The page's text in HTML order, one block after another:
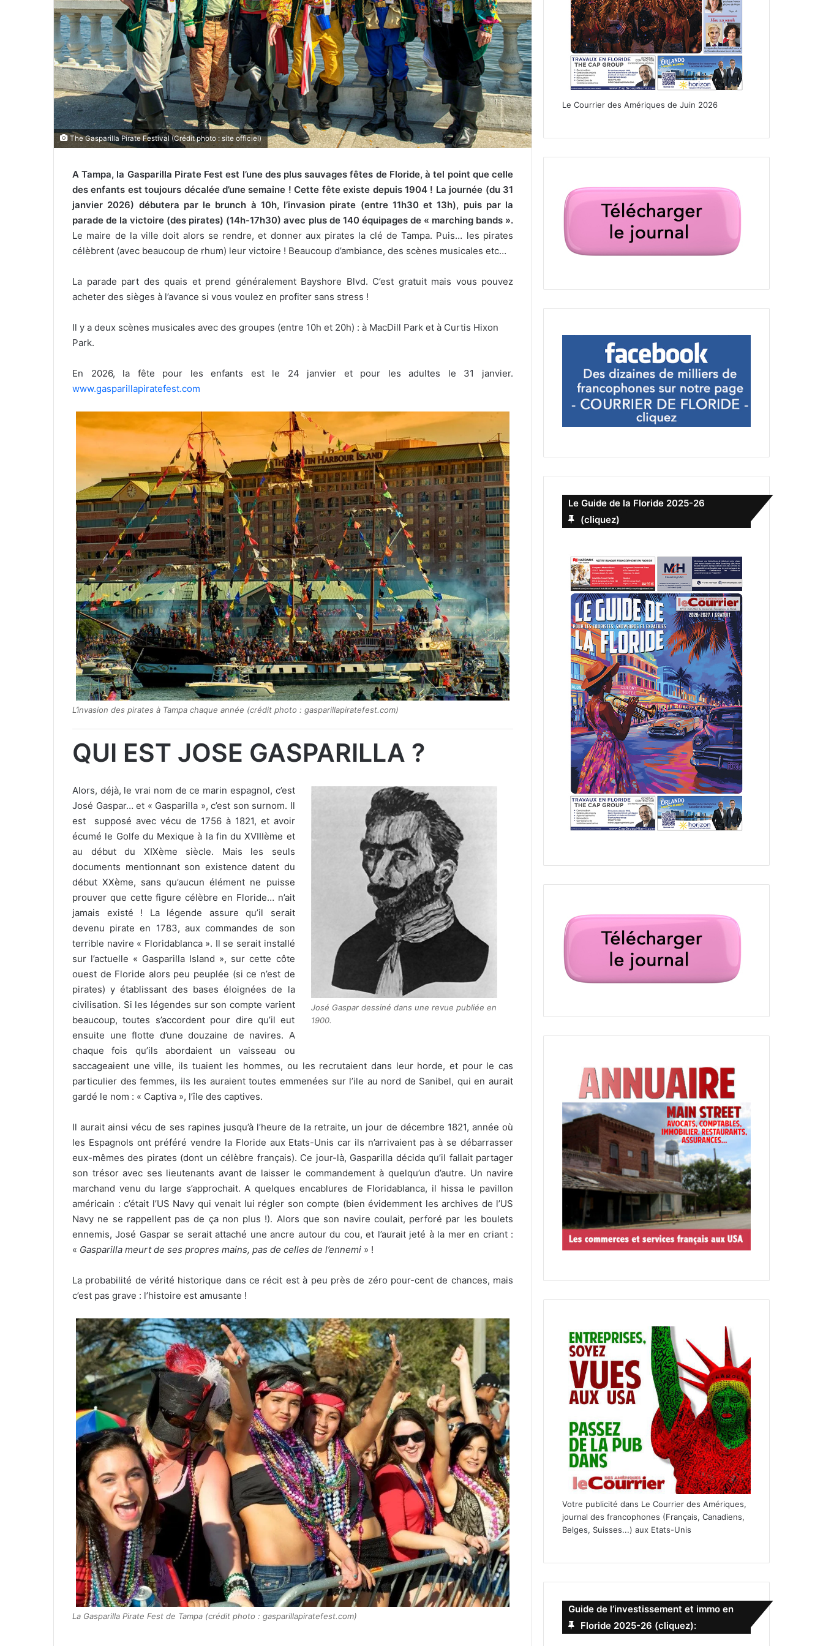
l
The Gasparilla Pirate Festival (Crédit photo : site officiel)
A Tampa, la Gasparilla Pirate Fest est l’une des plus sauvages fêtes de Floride, à tel point que celle
des enfants est toujours décalée d’une semaine ! Cette fête existe depuis 1904 ! La journée (du 31
janvier 2026) débutera par le brunch à 10h, l’invasion pirate (entre 11h30 et 13h), puis par la
parade de la victoire (des pirates) (14h-17h30) avec plus de 140 équipages de « marching bands ».
Le maire de la ville doit alors se rendre, et donner aux pirates la clé de Tampa. Puis… les pirates
célèbrent (avec beaucoup de rhum) leur victoire ! Beaucoup d’ambiance, des scènes musicales etc…
La parade part des quais et prend généralement Bayshore Blvd. C’est gratuit mais vous pouvez
acheter des sièges à l’avance si vous voulez en profiter sans stress !
Il y a deux scènes musicales avec des groupes (entre 10h et 20h) : à MacDill Park et à Curtis Hixon
Park.
En 2026, la fête pour les enfants est le 24 janvier et pour les adultes le 31 janvier.
www.gasparillapiratefest.com
L’invasion des pirates à Tampa chaque année (crédit photo : gasparillapiratefest.com)
QUI EST JOSE GASPARILLA ?
José Gaspar dessiné dans une revue publiée en
1900.
Alors, déjà, le vrai nom de ce marin espagnol, c’est
José Gaspar… et « Gasparilla », c’est son surnom. Il
est supposé avec vécu de 1756 à 1821, et avoir
écumé le Golfe du Mexique à la fin du XVIIIème et
au début du XIXème siècle. Mais les seuls
documents mentionnant son existence datent du
début XXème, sans qu’aucun élément ne puisse
prouver que cette figure célèbre en Floride… n’ait
jamais existé ! La légende assure qu’il serait
devenu pirate en 1783, aux commandes de son
terrible navire « Floridablanca ». Il se serait installé
sur l’actuelle « Gasparilla Island », sur cette côte
ouest de Floride alors peu peuplée (si ce n’est de
pirates) y établissant des bases éloignées de la
civilisation. Si les légendes sur son compte varient
beaucoup, toutes s’accordent pour dire qu’il eut
ensuite une flotte d’une douzaine de navires. A
chaque fois qu’ils abordaient un vaisseau ou
saccageaient une ville, ils tuaient les hommes, ou les recrutaient dans leur horde, et pour le cas
particulier des femmes, ils les auraient toutes emmenées sur l’ile au nord de Sanibel, qui en aurait
gardé le nom : « Captiva », l’île des captives.
Il aurait ainsi vécu de ses rapines jusqu’à l’heure de la retraite, un jour de décembre 1821, année où
les Espagnols ont préféré vendre la Floride aux Etats-Unis car ils n’arrivaient pas à se débarrasser
eux-mêmes des pirates (dont un célèbre français). Ce jour-là, Gasparilla décida qu’il fallait partager
son trésor avec ses lieutenants avant de laisser le commandement à quelqu’un d’autre. Un navire
marchand venu du large s’approchait. A quelques encablures de Floridablanca, il hissa le pavillon
américain : c’était l’US Navy qui venait lui régler son compte (bien évidemment les archives de l’US
Navy ne se rappellent pas de ça non plus !). Alors que son navire coulait, perforé par les boulets
ennemis, José Gaspar se serait attaché une ancre autour du cou, et l’aurait jeté à la mer en criant :
« Gasparilla meurt de ses propres mains, pas de celles de l’ennemi » !
La probabilité de vérité historique dans ce récit est à peu près de zéro pour-cent de chances, mais
c’est pas grave : l’histoire est amusante !
La Gasparilla Pirate Fest de Tampa (crédit photo : gasparillapiratefest.com)
Le Courrier des Amériques de Juin 2026
Le Guide de la Floride 2025-26
(cliquez)
Votre publicité dans Le Courrier des Amériques,
journal des francophones (Français, Canadiens,
Belges, Suisses...) aux Etats-Unis
Guide de l’investissement et immo en
Floride 2025-26 (cliquez):